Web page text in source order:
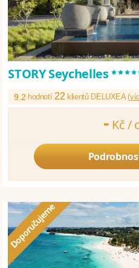
STORY Seychelles
9.2 hodnotí22 klientů DELUXEA (
- Kč /
Počítáme cenu Vašeho